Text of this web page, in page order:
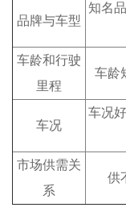
品牌与车型
知名
车龄和行驶
里程
车龄
车况
车况
市场供需关
系
供